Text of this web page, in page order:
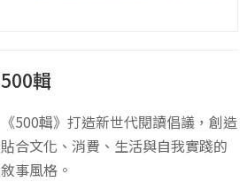
500輯
《500輯》打造新世代閱讀倡議，創造
貼合文化、消費、生活與自我實踐的
敘事風格。